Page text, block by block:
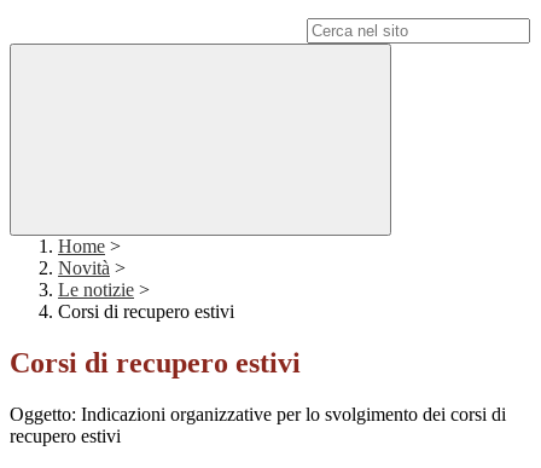
Home >
Novità >
Le notizie >
Corsi di recupero estivi
Corsi di recupero estivi
Oggetto: Indicazioni organizzative per lo svolgimento dei corsi di
recupero estivi